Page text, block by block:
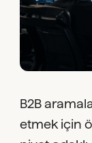
B2B
etmek için